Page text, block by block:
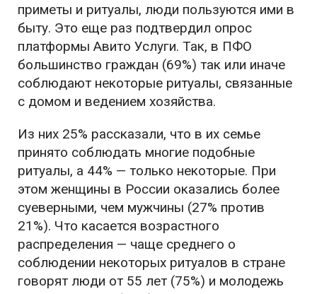
приметы и ритуалы, люди пользуются ими в
быту. Это еще раз подтвердил опрос
платформы Авито Услуги. Так, в ПФО
большинство граждан (69%) так или иначе
соблюдают некоторые ритуалы, связанные
с домом и ведением хозяйства.
Из них 25% рассказали, что в их семье
принято соблюдать многие подобные
ритуалы, а 44% — только некоторые. При
этом женщины в России оказались более
суеверными, чем мужчины (27% против
21%). Что касается возрастного
распределения — чаще среднего о
соблюдении некоторых ритуалов в стране
говорят люди от 55 лет (75%) и молодежь